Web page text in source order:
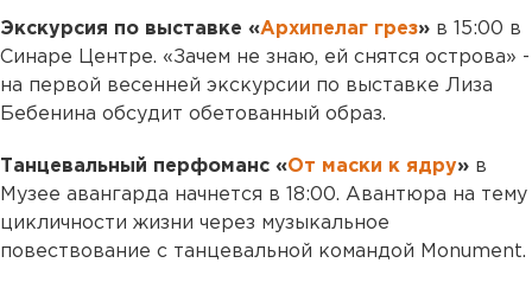
Экскурсия по выставке «Архипелаг грез» в 15:00 в
Синаре Центре. «Зачем не знаю, ей снятся острова» -
на первой весенней экскурсии по выставке Лиза
Бебенина обсудит обетованный образ.
Танцевальный перфоманс «От маски к ядру» в
Музее авангарда начнется в 18:00. Авантюра на тему
цикличности жизни через музыкальное
повествование с танцевальной командой Monument.